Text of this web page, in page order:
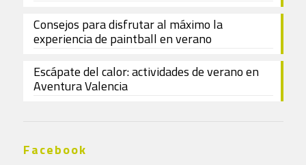
Consejos para disfrutar al máximo la
experiencia de paintball en verano
Escápate del calor: actividades de verano en
Aventura Valencia
Facebook